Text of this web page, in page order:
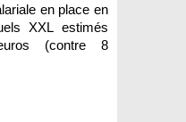
en place en
XXL estimés
(contre 8